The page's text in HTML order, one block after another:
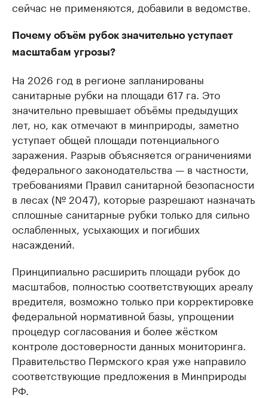
сейчас не применяются, добавили в ведомстве.
Почему объём рубок значительно уступает
масштабам угрозы?
На 2026 год в регионе запланированы
санитарные рубки на площади 617 га. Это
значительно превышает объёмы предыдущих
лет, но, как отмечают в минприроды, заметно
уступает общей площади потенциального
заражения. Разрыв объясняется ограничениями
федерального законодательства — в частности,
требованиями Правил санитарной безопасности
в лесах (№ 2047), которые разрешают назначать
сплошные санитарные рубки только для сильно
ослабленных, усыхающих и погибших
насаждений.
Принципиально расширить площади рубок до
масштабов, полностью соответствующих ареалу
вредителя, возможно только при корректировке
федеральной нормативной базы, упрощении
процедур согласования и более жёстком
контроле достоверности данных мониторинга.
Правительство Пермского края уже направило
соответствующие предложения в Минприроды
РФ.